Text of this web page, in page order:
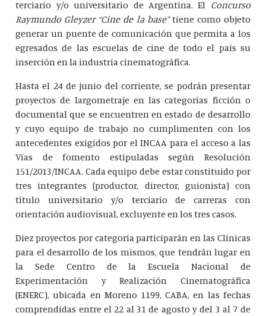
terciario y/o universitario de Argentina. El Concurso
Raymundo Gleyzer “Cine de la base”tiene como objeto
generar un puente de comunicación que permita a los
egresados de las escuelas de cine de todo el país su
inserción en la industria cinematográfica.
Hasta el 24 de junio del corriente, se podrán presentar
proyectos de largometraje en las categorías ficción o
documental que se encuentren en estado de desarrollo
y cuyo equipo de trabajo no cumplimenten con los
antecedentes exigidos por el INCAA para el acceso a las
Vías de fomento estipuladas según Resolución
151/2013/INCAA. Cada equipo debe estar constituido por
tres integrantes (productor, director, guionista) con
título universitario y/o terciario de carreras con
orientación audiovisual, excluyente en los tres casos.
Diez proyectos por categoría participarán en las Clínicas
para el desarrollo de los mismos, que tendrán lugar en
la Sede Centro de la Escuela Nacional de
Experimentación y Realización Cinematográfica
(ENERC), ubicada en Moreno 1199, CABA, en las fechas
comprendidas entre el 22 al 31 de agosto y del 3 al 7 de